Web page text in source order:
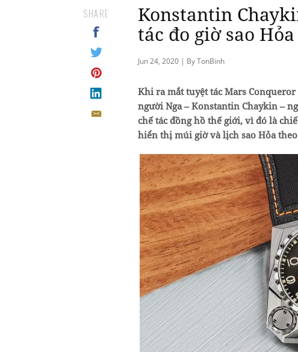
Konstantin
tác đo giờ sao
Jun 24, 2020 | By TonBinh
SHARE
Khi ra mắt tuyệt tác Mars
người Nga – Konstantin Chaykin –
chế tác đồng hồ thế giới, vì đó là
hiển thị múi giờ và lịch sao Hỏa